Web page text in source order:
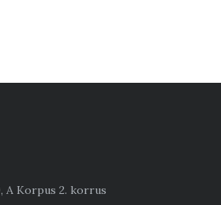
A Korpus 2. korrus